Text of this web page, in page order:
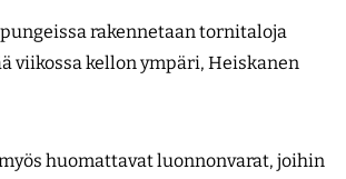
rakennetaan tornitaloja
viikossa kellon ympäri, Heiskanen
huomattavat luonnonvarat, joihin